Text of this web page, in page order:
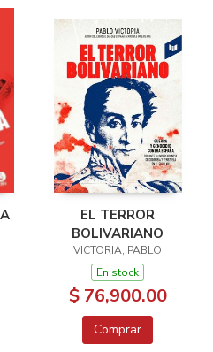
EL TERROR
BOLIVARIANO
VICTORIA, PABLO
En stock
$ 76,900.00
Comprar